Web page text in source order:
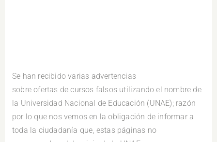
Se han recibido varias advertencias
sobre ofertas de cursos falsos utilizando el nombre de
la Universidad Nacional de Educación (UNAE); razón
por lo que nos vemos en la obligación de informar a
toda la ciudadanía que, estas páginas no